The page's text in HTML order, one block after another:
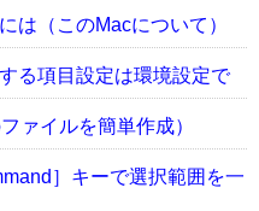
は（このMacについて）
る項目設定は環境設定で
ァイルを簡単作成）
］キーで選択範囲を一